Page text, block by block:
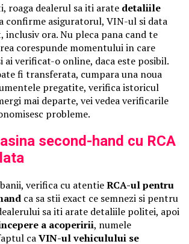
roaga dealerul sa iti arate detaliile
confirme asiguratorul, VIN-ul si data
inclusiv ora. Nu pleca pana cand te
corespunde momentului in care
ai verificat-o online, daca este posibil.
fi transferata, cumpara una noua
pregatite, verifica istoricul
mai departe, vei vedea verificarile
probleme.
second-hand cu RCA
verifica cu atentieRCA-ul pentru
ca sa stii exact ce semnezi si pentru
sa iti arate detaliile politei, apoi
a acoperirii, numele
caVIN-ul vehiculului se